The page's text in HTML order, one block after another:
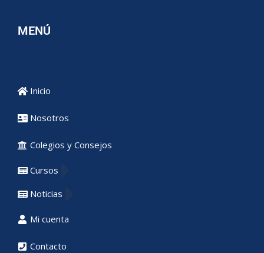
MENÚ
Inicio
Nosotros
Colegios y Consejos
Cursos
Noticias
Mi cuenta
Contacto